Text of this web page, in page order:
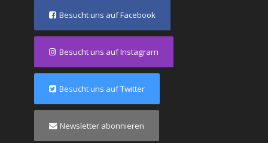
Besucht uns auf Facebook
Besucht uns auf Instagram
Besucht uns auf Twitter
Newsletter abonnieren